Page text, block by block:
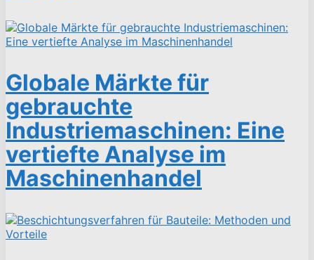
Globale Märkte für
gebrauchte
Industriemaschinen: Eine
vertiefte Analyse im
Maschinenhandel